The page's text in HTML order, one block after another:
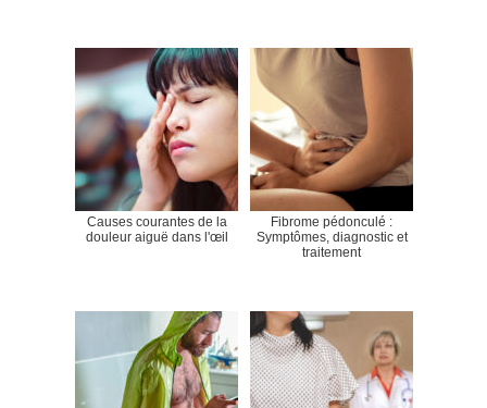
Causes courantes de la
douleur aiguë dans l'œil
Fibrome pédonculé :
Symptômes, diagnostic et
traitement